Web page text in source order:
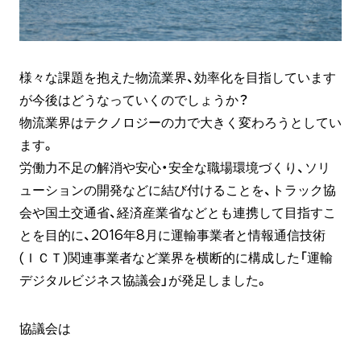
様々な課題を抱えた物流業界、効率化を目指しています
が今後はどうなっていくのでしょうか？
物流業界はテクノロジーの力で大きく変わろうとしてい
ます。
労働力不足の解消や安心・安全な職場環境づくり、ソリ
ューションの開発などに結び付けることを、トラック協
会や国土交通省、経済産業省などとも連携して目指すこ
とを目的に、2016年8月に運輸事業者と情報通信技術
(ＩＣＴ)関連事業者など業界を横断的に構成した「運輸
デジタルビジネス協議会」が発足しました。
協議会は